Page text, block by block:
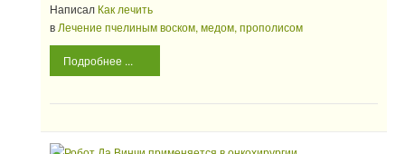
Написал Как лечить
в Лечение пчелиным воском, медом, прополисом
Подробнее ...